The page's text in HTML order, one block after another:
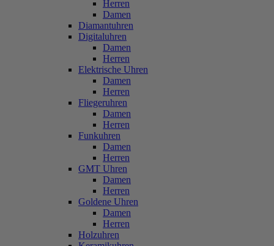
Herren
Damen
Diamantuhren
Digitaluhren
Damen
Herren
Elektrische Uhren
Damen
Herren
Fliegeruhren
Damen
Herren
Funkuhren
Damen
Herren
GMT Uhren
Damen
Herren
Goldene Uhren
Damen
Herren
Holzuhren